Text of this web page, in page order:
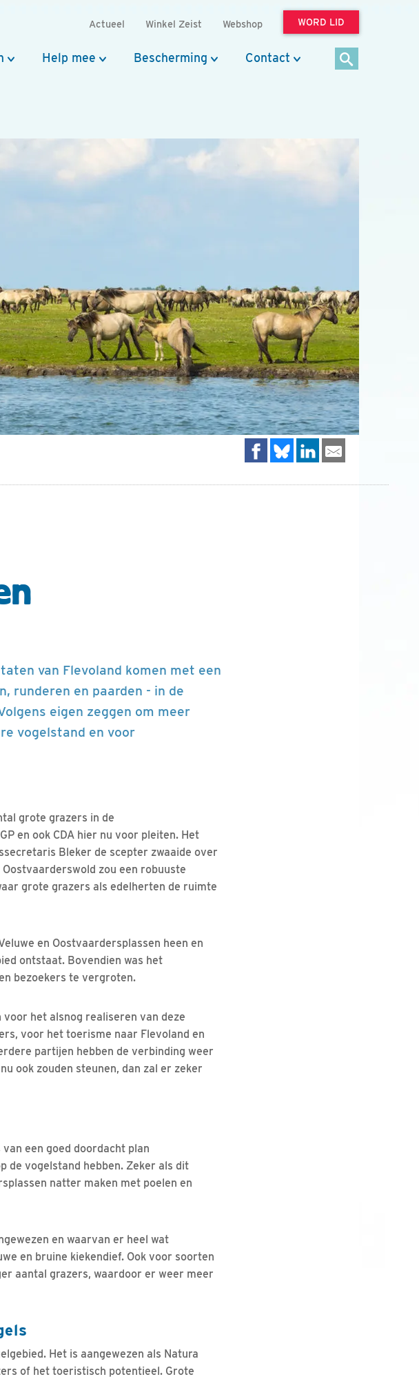
Actueel Winkel Zeist Webshop WORD LID
Help mee Bescherming Contact
van Flevoland komen met een
runderen en paarden - in de
eigen zeggen om meer
vogelstand en voor
grote grazers in de
en ook CDA hier nu voor pleiten. Het
Bleker de scepter zwaaide over
zou een robuuste
grote grazers als edelherten de ruimte
en Oostvaardersplassen heen en
ontstaat. Bovendien was het
bezoekers te vergroten.
het alsnog realiseren van deze
voor het toerisme naar Flevoland en
partijen hebben de verbinding weer
ook zouden steunen, dan zal er zeker
een goed doordacht plan
de vogelstand hebben. Zeker als dit
natter maken met poelen en
en waarvan er heel wat
en bruine kiekendief. Ook voor soorten
aantal grazers, waardoor er weer meer
Het is aangewezen als Natura
of het toeristisch potentieel. Grote